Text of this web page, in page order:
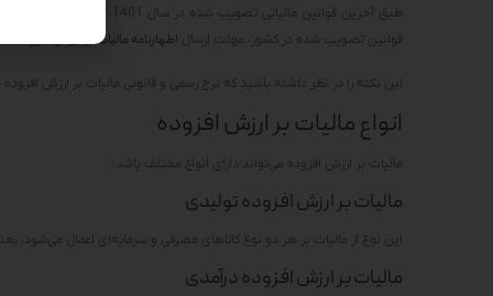
طبق آخرین قوانین مالیاتی تصویب شده در سال 1401، محاسبه میزان ارزش افزوده محصول و خدمات با استفاده از
قوانین تصویب شده در کشور، مهلت ارسال اظهارنامه مالیاتبر ارزش افزوده، 15 روز بعد از پایان هر فصل مشخص گردیده است.
این نکته را در نظر داشته باشید که نرخ رسمی و قانونی مالیات بر ارزش افزوده برابر 9% است. گاهی اوقات در موارد استثنایی ممکن است میزان این نرخ بیشتر یا کمتر از مقدار
انواع مالیات بر ارزش افزوده
مالیات بر ارزش افزوده می‌تواند دارای انواع مختلف باشد:
مالیات بر ارزش افزوده تولیدی
این نوع از مالیات بر هر دو نوع کالاهای مصرفی و سرمایه‌ای اعمال
مالیات بر ارزش افزوده درآمدی